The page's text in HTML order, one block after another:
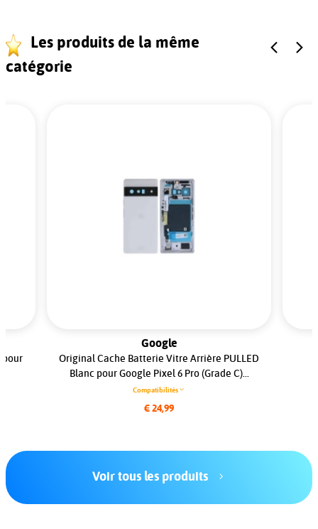
Les produits de la même
catégorie
pour
Google
Original Cache Batterie Vitre Arrière PULLED
Blanc pour Google Pixel 6 Pro (Grade C)...
Compatibilités
€ 24,99
Voir tous les produits